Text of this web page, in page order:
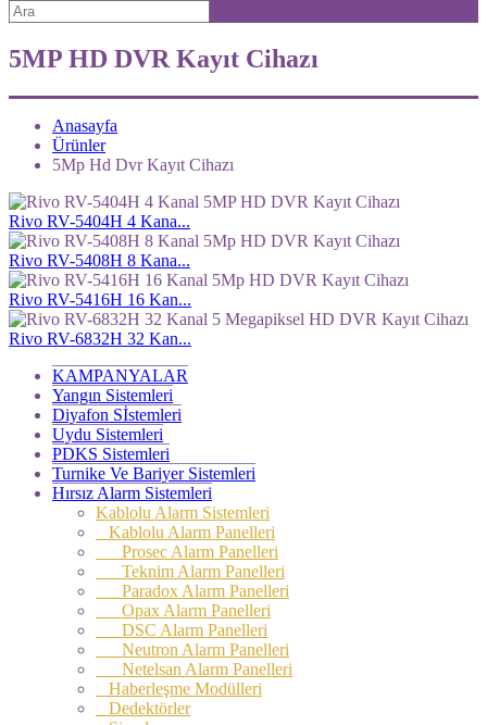
5MP HD DVR Kayıt Cihazı
Anasayfa
Ürünler
5Mp Hd Dvr Kayıt Cihazı
Rivo RV-5404H 4 Kana...
Rivo RV-5408H 8 Kana...
Rivo RV-5416H 16 Kan...
Rivo RV-6832H 32 Kan...
KAMPANYALAR
Yangın Sistemleri
Diyafon Sİstemleri
Uydu Sistemleri
PDKS Sistemleri
Turnike Ve Bariyer Sistemleri
Hırsız Alarm Sistemleri
Kablolu Alarm Sistemleri
Kablolu Alarm Panelleri
Prosec Alarm Panelleri
Teknim Alarm Panelleri
Paradox Alarm Panelleri
Opax Alarm Panelleri
DSC Alarm Panelleri
Neutron Alarm Panelleri
Netelsan Alarm Panelleri
Haberleşme Modülleri
Dedektörler